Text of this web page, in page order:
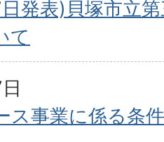
発表)貝塚市立
て
ス事業に係る条